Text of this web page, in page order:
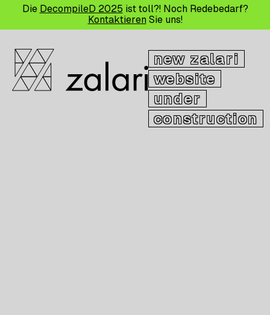
Die DecompileD 2025 ist toll?! Noch Redebedarf?
KontaktierenSie uns!
new zalari
website
under
construction